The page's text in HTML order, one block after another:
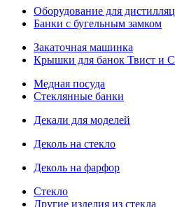
Оборудование для
Банки с бугельным замком
Закаточная машинка
Крышки для банок Твист и
Медная посуда
Стеклянные банки
Декали для моделей
Деколь на стекло
Деколь на фарфор
Стекло
Другие изделия из стекла